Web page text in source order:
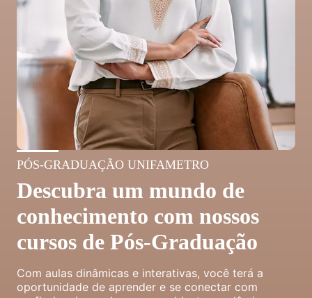
PÓS-GRADUAÇÃO UNIFAMETRO
Descubra um mundo de
conhecimento com nossos
cursos de Pós-Graduação
Com aulas dinâmicas e interativas, você terá a
oportunidade de aprender e se conectar com